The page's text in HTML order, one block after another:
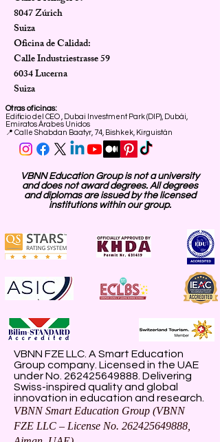
8047 Zúrich
Suiza
Oficina de Calidad:
Calle Industriestrasse 59
6034 Lucerna
Suiza
Otras oficinas:
Edificio del CEO
Dubai Investment Park (DIP), Dubái,
Emiratos Árabes Unidos
📍 Calle Shabdan Baatyr, 74, Bishkek, Kirguistán
VBNN Education Group is not a university
and does not award degrees. All degrees
and diplomas are issued by the licensed
institutions within our group.
VBNN FZE LLC. A Smart Education
Group company. Licensed in the UAE
under No. 262425649888 . Delivering
Swiss-inspired quality and global
innovation in education and research.
VBNN Smart Education Group (VBNN
FZE LLC – License No. 262425649888